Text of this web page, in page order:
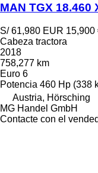
MAN TGX 18.460
S/ 61,980 EUR 15,900
Cabeza tractora
2018
758,277 km
Euro 6
Potencia 460 Hp (338
Austria, Hörsching
MG Handel GmbH
Contacte con el